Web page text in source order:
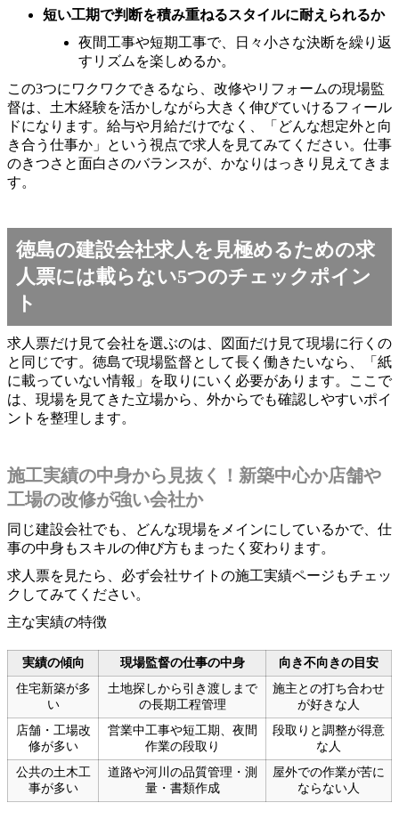
短い工期で判断を積み重ねるスタイルに耐えられるか
夜間工事や短期工事で、日々小さな決断を繰り返
すリズムを楽しめるか。
この3つにワクワクできるなら、改修やリフォームの現場監
督は、土木経験を活かしながら大きく伸びていけるフィール
ドになります。給与や月給だけでなく、「どんな想定外と向
き合う仕事か」という視点で求人を見てみてください。仕事
のきつさと面白さのバランスが、かなりはっきり見えてきま
す。
徳島の建設会社求人を見極めるための求
人票には載らない5つのチェックポイン
ト
求人票だけ見て会社を選ぶのは、図面だけ見て現場に行くの
と同じです。徳島で現場監督として長く働きたいなら、「紙
に載っていない情報」を取りにいく必要があります。ここで
は、現場を見てきた立場から、外からでも確認しやすいポイ
ントを整理します。
施工実績の中身から見抜く！新築中心か店舗や
工場の改修が強い会社か
同じ建設会社でも、どんな現場をメインにしているかで、仕
事の中身もスキルの伸び方もまったく変わります。
求人票を見たら、必ず会社サイトの施工実績ページもチェッ
クしてみてください。
主な実績の特徴
実績の傾向 現場監督の仕事の中身
向き不向きの目安
住宅新築が多
い
土地探しから引き渡しまで
の長期工程管理
施主との打ち合わせ
が好きな人
店舗・工場改
修が多い
営業中工事や短工期、夜間
作業の段取り
段取りと調整が得意
な人
公共の土木工
事が多い
道路や河川の品質管理・測
量・書類作成
屋外での作業が苦に
ならない人